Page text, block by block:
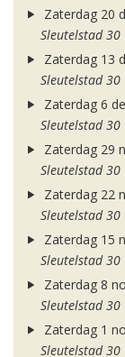
Zaterdag 20
Sleutelstad 30
Zaterdag 13
Sleutelstad 30
Zaterdag 6
Sleutelstad 30
Zaterdag 29
Sleutelstad 30
Zaterdag 22
Sleutelstad 30
Zaterdag 15
Sleutelstad 30
Zaterdag 8
Sleutelstad 30
Zaterdag 1
Sleutelstad 30